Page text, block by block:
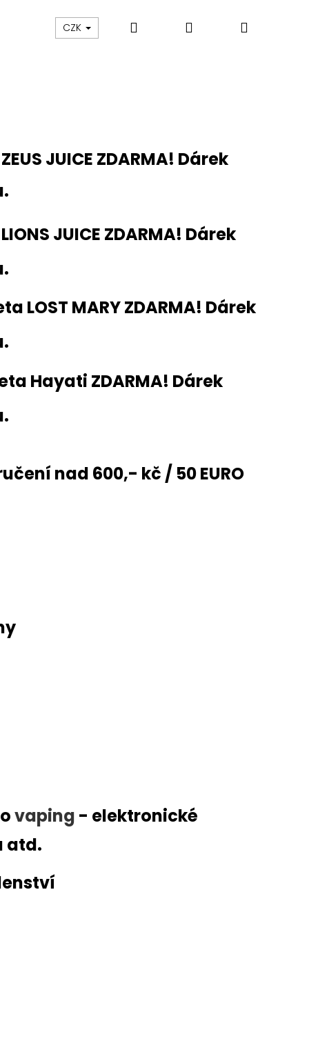
Sledování zásilek Obchodní podmínky
CZK Hledat PřihlášeníNákupní
ZEUS JUICE ZDARMA! Dárek
LIONS JUICE ZDARMA! Dárek
LOST MARY ZDARMA! Dárek
Hayati ZDARMA! Dárek
nad 600,- kč / 50 EURO
vaping - elektronické
atd.
POD - PŘEDNAPLNĚNÁ